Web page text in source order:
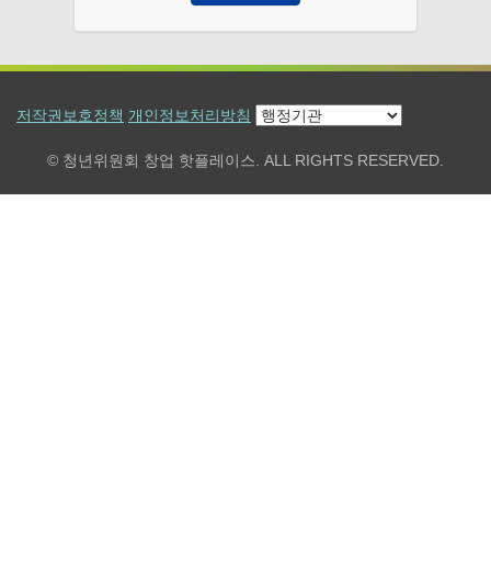
저작권보호정책 개인정보처리방침
© 청년위원회 창업 핫플레이스. ALL RIGHTS RESERVED.